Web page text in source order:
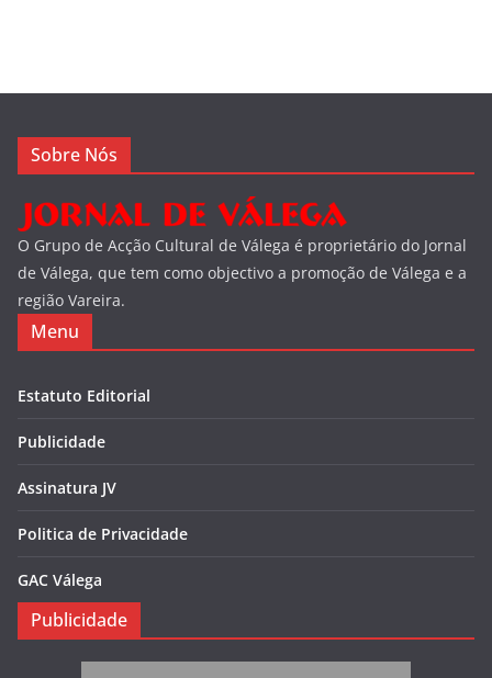
Sobre Nós
O Grupo de Acção Cultural de Válega é proprietário do Jornal
de Válega, que tem como objectivo a promoção de Válega e a
região Vareira.
Menu
Estatuto Editorial
Publicidade
Assinatura JV
Politica de Privacidade
GAC Válega
Publicidade